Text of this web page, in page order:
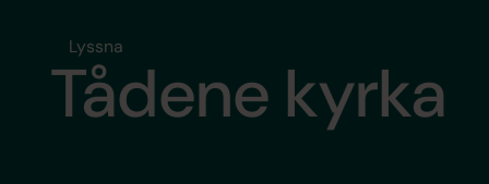
Lyssna
Tådene kyrka